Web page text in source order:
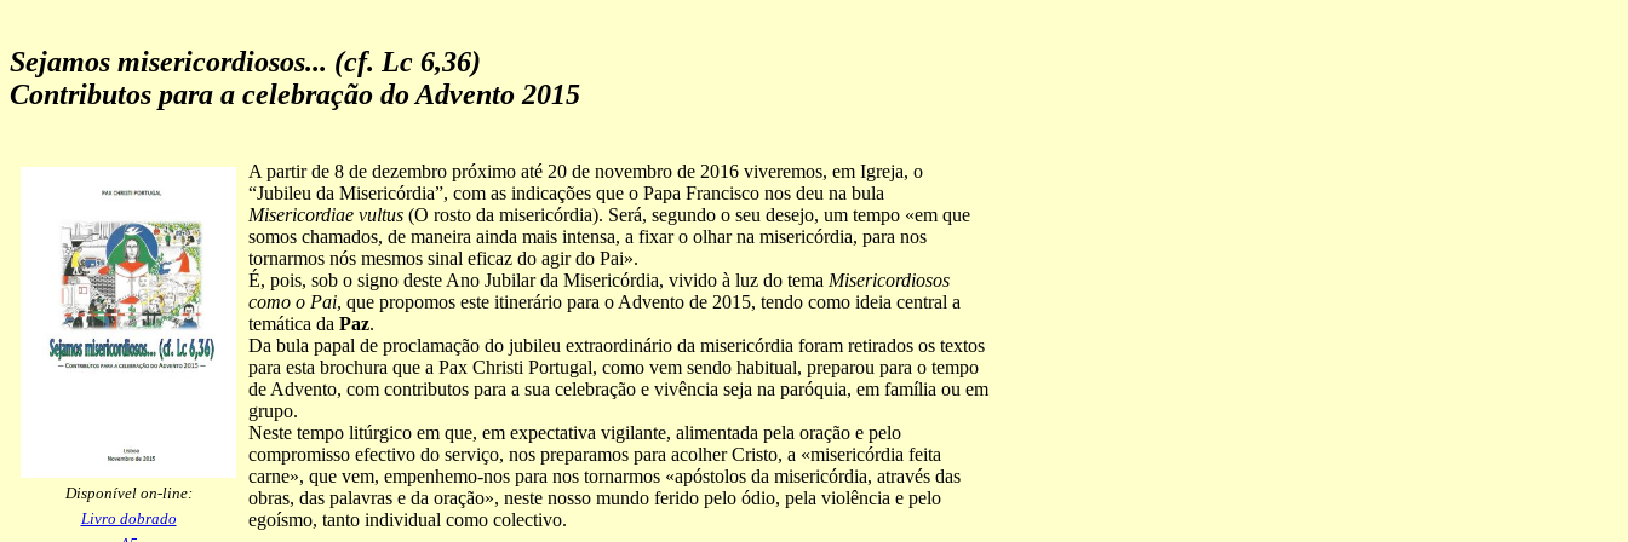
Sejamos misericordiosos... (cf. Lc 6,36)
Contributos para a celebração do Advento 2015
Disponível on-line:
Livro dobrado
A partir de 8 de dezembro próximo até 20 de novembro de 2016 viveremos, em Igreja, o
“Jubileu da Misericórdia”, com as indicações que o Papa Francisco nos deu na bula
Misericordiae vultus (O rosto da misericórdia). Será, segundo o seu desejo, um tempo «em que
somos chamados, de maneira ainda mais intensa, a fixar o olhar na misericórdia, para nos
tornarmos nós mesmos sinal eficaz do agir do Pai».
É, pois, sob o signo deste Ano Jubilar da Misericórdia, vivido à luz do tema Misericordiosos
como o Pai, que propomos este itinerário para o Advento de 2015, tendo como ideia central a
temática da Paz.
Da bula papal de proclamação do jubileu extraordinário da misericórdia foram retirados os textos
para esta brochura que a Pax Christi Portugal, como vem sendo habitual, preparou para o tempo
de Advento, com contributos para a sua celebração e vivência seja na paróquia, em família ou em
grupo.
Neste tempo litúrgico em que, em expectativa vigilante, alimentada pela oração e pelo
compromisso efectivo do serviço, nos preparamos para acolher Cristo, a «misericórdia feita
carne», que vem, empenhemo-nos para nos tornarmos «apóstolos da misericórdia, através das
obras, das palavras e da oração», neste nosso mundo ferido pelo ódio, pela violência e pelo
egoísmo, tanto individual como colectivo.